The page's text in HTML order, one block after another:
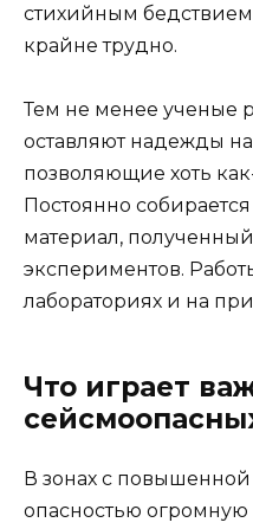
стихийным
крайне трудно.
Тем не менее ученые
оставляют надежды
позволяющие хоть
Постоянно
материал, полученный
экспериментов.
лабораториях и на
Что играет
В зонах с
опасностью огромную